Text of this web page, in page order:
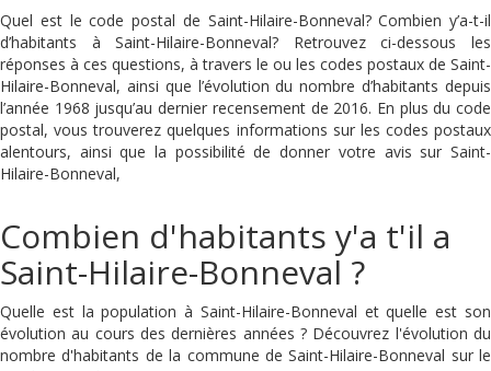
Quel est le code postal de Saint-Hilaire-Bonneval? Combien y’a-t-il
d’habitants à Saint-Hilaire-Bonneval? Retrouvez ci-dessous les
réponses à ces questions, à travers le ou les codes postaux de Saint-
Hilaire-Bonneval, ainsi que l’évolution du nombre d’habitants depuis
l’année 1968 jusqu’au dernier recensement de 2016. En plus du code
postal, vous trouverez quelques informations sur les codes postaux
alentours, ainsi que la possibilité de donner votre avis sur Saint-
Hilaire-Bonneval,
Combien d'habitants y'a t'il a
Saint-Hilaire-Bonneval ?
Quelle est la population à Saint-Hilaire-Bonneval et quelle est son
évolution au cours des dernières années ? Découvrez l'évolution du
nombre d'habitants de la commune de Saint-Hilaire-Bonneval sur le